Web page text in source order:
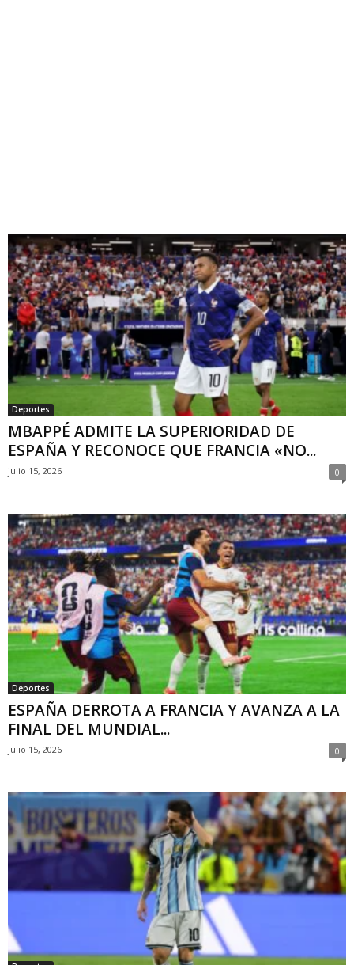
Deportes
MBAPPÉ ADMITE LA SUPERIORIDAD DE
ESPAÑA Y RECONOCE QUE FRANCIA «NO...
julio 15, 2026 0
Deportes
ESPAÑA DERROTA A FRANCIA Y AVANZA A LA
FINAL DEL MUNDIAL...
julio 15, 2026 0